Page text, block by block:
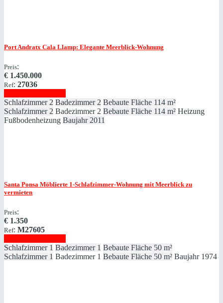
Port Andratx Cala Llamp: Elegante Meerblick-Wohnung
Preis:
€ 1.450.000
Ref: 27036
Schlafzimmer 2 Badezimmer 2 Bebaute Fläche 114 m²
Schlafzimmer 2 Badezimmer 2 Bebaute Fläche 114 m² Heizung
Fußbodenheizung Baujahr 2011
Santa Ponsa Möblierte 1-Schlafzimmer-Wohnung mit Meerblick zu
vermieten
Preis:
€ 1.350
Ref: M27605
Schlafzimmer 1 Badezimmer 1 Bebaute Fläche 50 m²
Schlafzimmer 1 Badezimmer 1 Bebaute Fläche 50 m² Baujahr 1974